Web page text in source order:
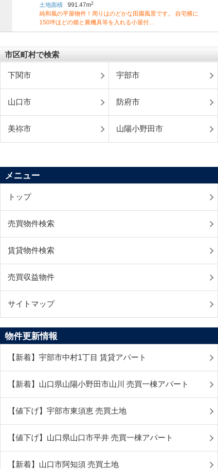
土地面積 991.47m2
純和風の平屋物件！周りはのどかな田園風景です。 自宅横に
150坪ほどの畑と農機具等を入れる小屋付…
市区町村で検索
下関市 宇部市
山口市 防府市
美祢市 山陽小野田市
メニュー
トップ
売買物件検索
賃貸物件検索
売買収益物件
サイトマップ
物件更新情報
【新着】宇部市中村1丁目 賃貸アパート
【新着】山口県山陽小野田市山川 売買一棟アパート
【値下げ】宇部市東須恵 売買土地
【値下げ】山口県山口市平井 売買一棟アパート
【新着】山口市阿知須 売買土地